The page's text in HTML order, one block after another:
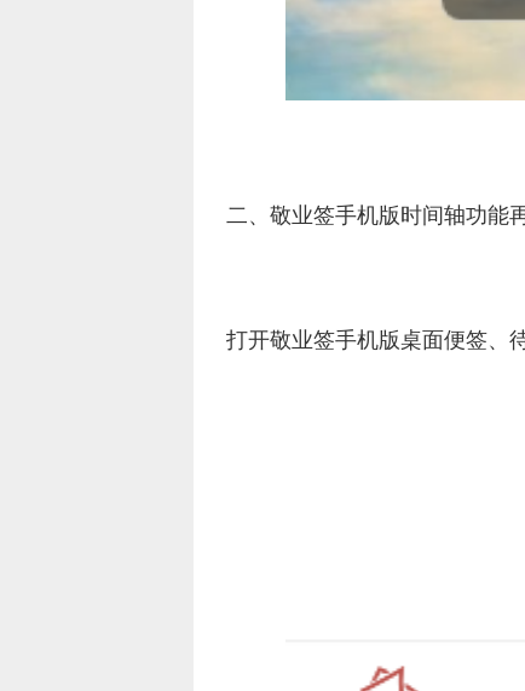
二、敬业签手机版时间轴功能
打开敬业签手机版桌面便签、